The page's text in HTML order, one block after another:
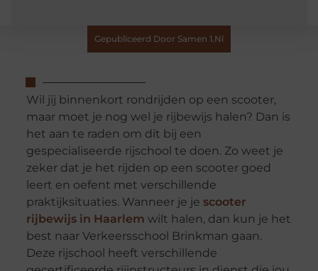
Gepubliceerd Door Samen 1.nl
Wil jij binnenkort rondrijden op een scooter,
maar moet je nog wel je rijbewijs halen? Dan is
het aan te raden om dit bij een
gespecialiseerde rijschool te doen. Zo weet je
zeker dat je het rijden op een scooter goed
leert en oefent met verschillende
praktijksituaties. Wanneer je je scooter
rijbewijs in Haarlem wilt halen, dan kun je het
best naar Verkeersschool Brinkman gaan.
Deze rijschool heeft verschillende